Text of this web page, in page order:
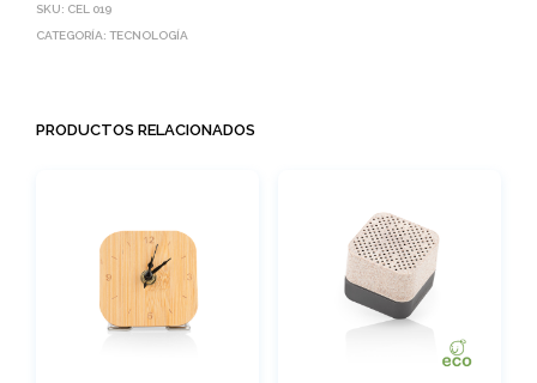
SKU: CEL 019
CATEGORÍA: TECNOLOGÍA
PRODUCTOS RELACIONADOS